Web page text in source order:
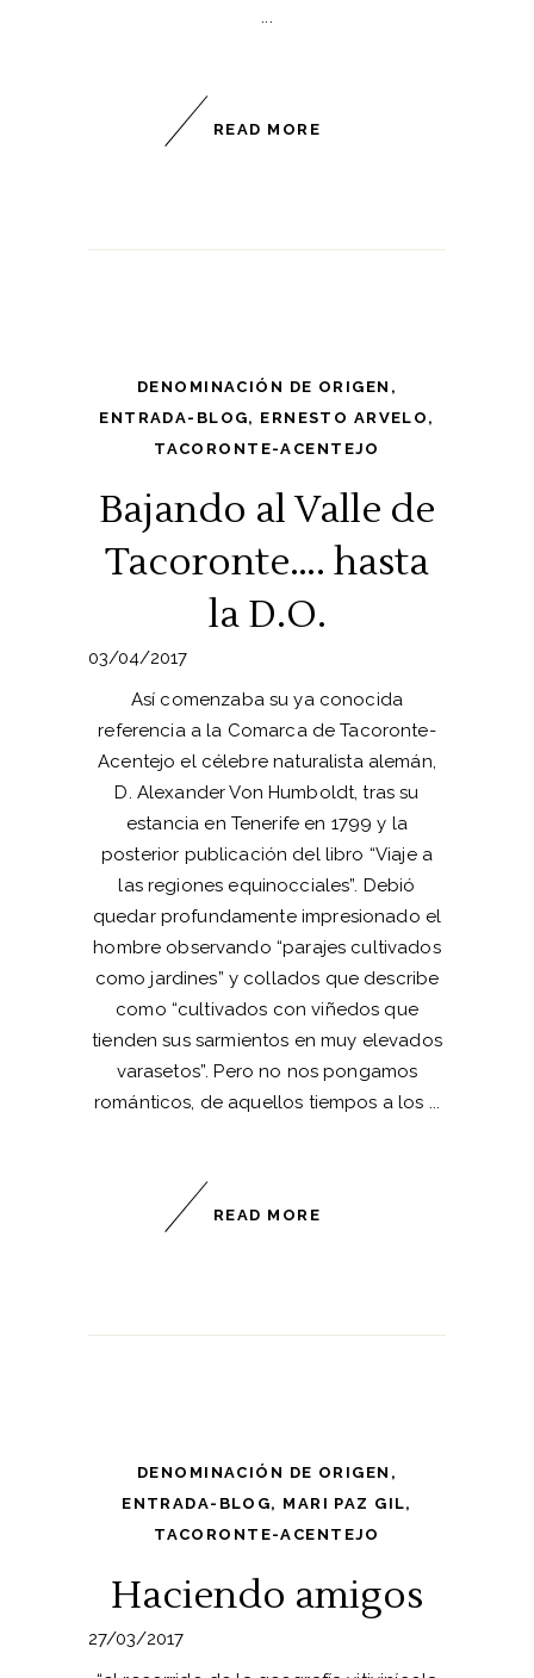
READ MORE
DENOMINACIÓN DE ORIGEN ,
ENTRADA-BLOG, ERNESTO ARVELO ,
TACORONTE-ACENTEJO
Bajando al Valle de
Tacoronte…. hasta
la D.O.
03/04/2017
Así comenzaba su ya conocida
referencia a la Comarca de Tacoronte-
Acentejo el célebre naturalista alemán,
D. Alexander Von Humboldt, tras su
estancia en Tenerife en 1799 y la
posterior publicación del libro “Viaje a
las regiones equinocciales”. Debió
quedar profundamente impresionado el
hombre observando “parajes cultivados
como jardines” y collados que describe
como “cultivados con viñedos que
tienden sus sarmientos en muy elevados
varasetos”. Pero no nos pongamos
románticos, de aquellos tiempos a los
READ MORE
DENOMINACIÓN DE ORIGEN ,
ENTRADA-BLOG, MARI PAZ GIL,
TACORONTE-ACENTEJO
Haciendo amigos
27/03/2017